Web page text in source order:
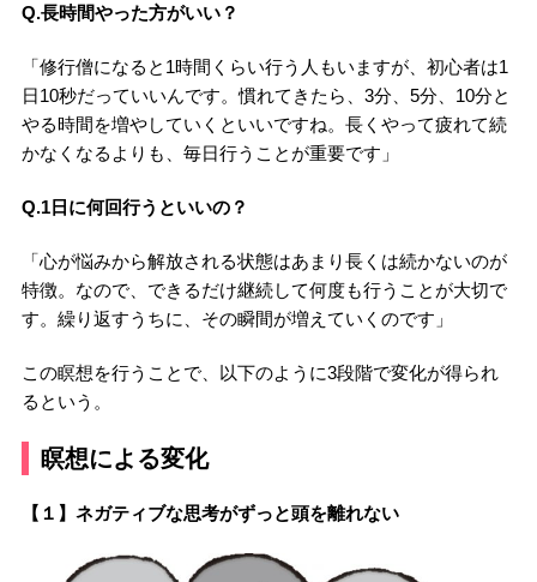
Q.長時間やった方がいい？
「修行僧になると1時間くらい行う人もいますが、初心者は1
日10秒だっていいんです。慣れてきたら、3分、5分、10分と
やる時間を増やしていくといいですね。長くやって疲れて続
かなくなるよりも、毎日行うことが重要です」
Q.1日に何回行うといいの？
「心が悩みから解放される状態はあまり長くは続かないのが
特徴。なので、できるだけ継続して何度も行うことが大切で
す。繰り返すうちに、その瞬間が増えていくのです」
この瞑想を行うことで、以下のように3段階で変化が得られ
るという。
瞑想による変化
【１】ネガティブな思考がずっと頭を離れない